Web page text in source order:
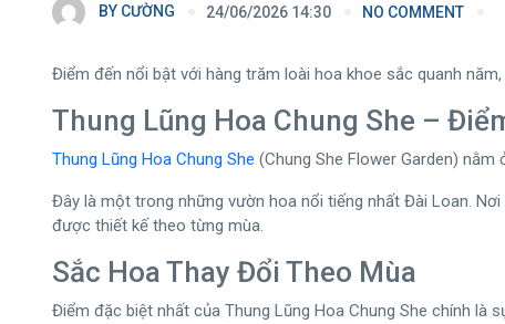
BY CƯỜNG 24/06/2026 14:30 NO COMMENT
Điểm đến nổi bật với hàng trăm loài hoa khoe sắc quanh
Thung Lũng Hoa Chung She –
Thung Lũng Hoa Chung She (Chung She Flower Garden)
Đây là một trong những vườn hoa nổi tiếng nhất Đài Loan.
được thiết kế theo từng mùa.
Sắc Hoa Thay Đổi Theo Mùa
Điểm đặc biệt nhất của Thung Lũng Hoa Chung She chính